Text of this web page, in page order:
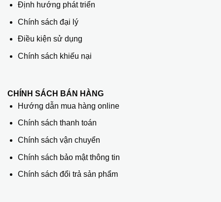
Định hướng phát triển
Chính sách đại lý
Điều kiện sử dụng
Chính sách khiếu nại
CHÍNH SÁCH BÁN HÀNG
Hướng dẫn mua hàng online
Chính sách thanh toán
Chính sách vận chuyển
Chính sách bảo mật thông tin
Chính sách đổi trả sản phẩm